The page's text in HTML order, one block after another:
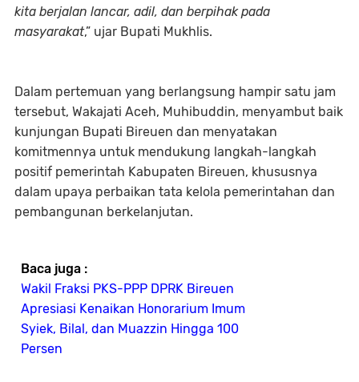
kita berjalan lancar, adil, dan berpihak pada
masyarakat,” ujar Bupati Mukhlis.
Dalam pertemuan yang berlangsung hampir satu jam
tersebut, Wakajati Aceh, Muhibuddin, menyambut baik
kunjungan Bupati Bireuen dan menyatakan
komitmennya untuk mendukung langkah-langkah
positif pemerintah Kabupaten Bireuen, khususnya
dalam upaya perbaikan tata kelola pemerintahan dan
pembangunan berkelanjutan.
Baca juga :
Wakil Fraksi PKS-PPP DPRK Bireuen
Apresiasi Kenaikan Honorarium Imum
Syiek, Bilal, dan Muazzin Hingga 100
Persen